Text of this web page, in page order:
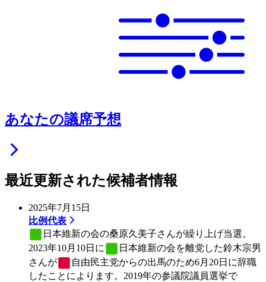
あなたの議席予想
最近更新された候補者情報
2025年7月15日
比例代表
日本維新の会の桑原久美子さんが繰り上げ当選。
2023年10月10日に
日本維新の会を離党した鈴木宗男
さんが
自由民主党からの出馬のため6月20日に辞職
したことによります。2019年の参議院議員選挙で